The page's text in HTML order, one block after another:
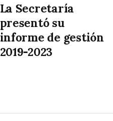
La Secretaría
presentó su
informe de gestión
2019-2023